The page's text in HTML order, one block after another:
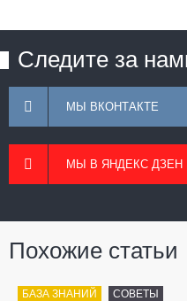
Следите за
МЫ ВКОНТАКТЕ
МЫ В ЯНДЕКС ДЗЕН
Похожие статьи
БАЗА ЗНАНИЙ СОВЕТЫ